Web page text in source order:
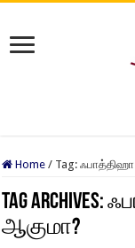
Home / Tag:ஃபாத்திஹா
Tag Archives:
ஆகுமா?